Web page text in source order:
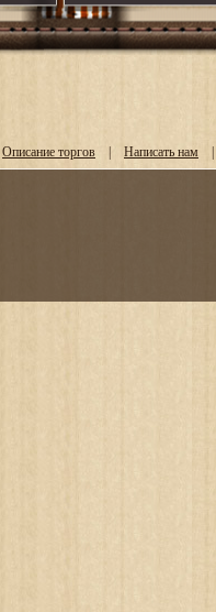
Описание торгов | Написать нам |